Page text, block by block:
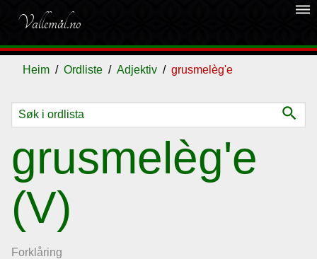
Vallemål.no
dehaze
Heim Ordliste Adjektiv grusmelèg'e
search
grusmelèg'e
(V)
Forklåring
Ordliste
Om
vallemålet
Gjestebok